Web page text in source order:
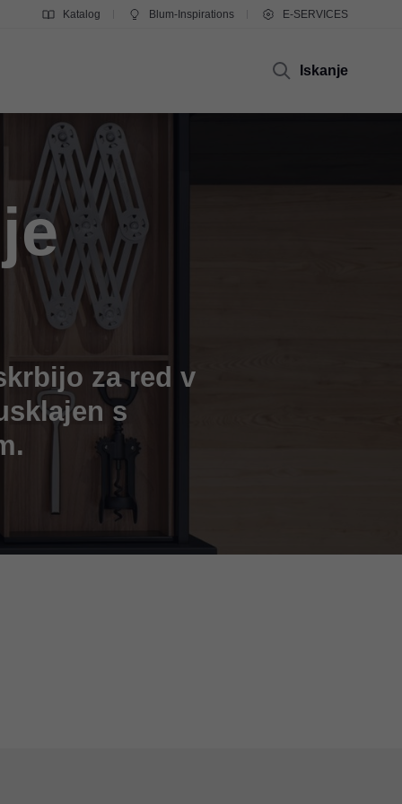
Katalog Blum-Inspirations E-SERVICES
Iskanje
za red v
s